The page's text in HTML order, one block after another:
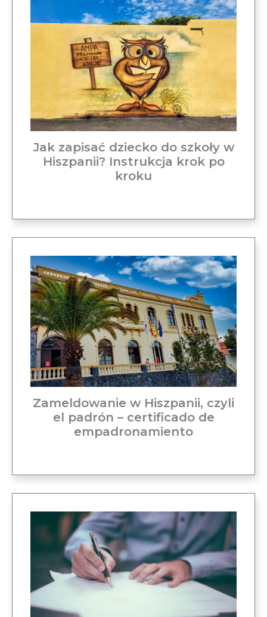
Jak zapisać dziecko do szkoły w
Hiszpanii? Instrukcja krok po
kroku
Zameldowanie w Hiszpanii, czyli
el padrón – certificado de
empadronamiento